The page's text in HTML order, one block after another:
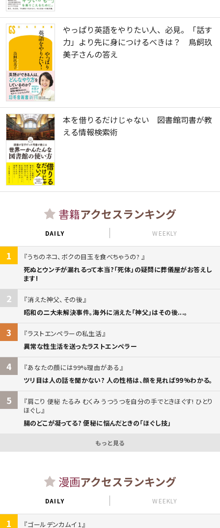
やっぱり英語をやりたい人、必見。「話す
力」より先に身につけるべきは？ 鳥飼玖
美子さんの答え
本を借りるだけじゃない 図書館司書が教
える情報検索術
書籍アクセスランキング
DAILY WEEKLY
1
うちのネコ、ボクの目玉を食べちゃうの?
死ぬとウンチが漏れるって本当?「死体」の疑問に葬儀屋がお答えし
ます!
2
消えた神父、その後
昭和の二大未解決事件。海外に消えた「神父」はその後...。
3
ラストエンペラーの私生活
異常な性生活を送ったラストエンペラー
4
あなたの顔には99%理由がある
ツリ目は人の話を聞かない? 人の性格は、顔を見れば99%わかる。
5
肩こり 便秘 たるみ むくみ うつうつを自分の手でときほぐす! ひとり
ほぐし
腸のどこが凝ってる? 便秘に悩んだときの「ほぐし技」
もっと見る
漫画アクセスランキング
DAILY WEEKLY
1
ゴールデンカムイ 1